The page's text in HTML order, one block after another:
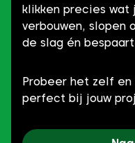
klikken precies wat
verbouwen, slopen
de slag én
Probeer het zelf
perfect bij jouw